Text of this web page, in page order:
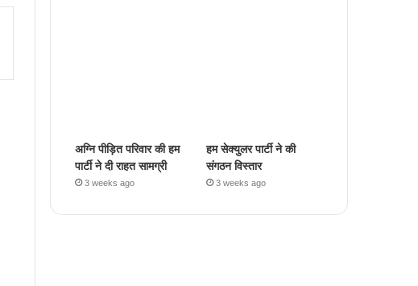
अग्नि पीड़ित परिवार की हम
पार्टी ने दी राहत सामग्री
3 weeks ago
हम सेक्युलर पार्टी ने की
संगठन विस्तार
3 weeks ago